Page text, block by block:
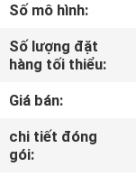
TÔI
THAM
QUAN
NHÀ
Số mô hình:
Số lượng đặt
hàng tối thiểu:
Giá bán:
chi tiết đóng
gói: